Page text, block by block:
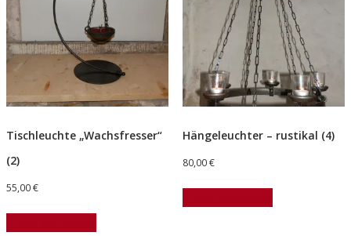
Tischleuchte „Wachsfresser“
(2)
55,00€
Hängeleuchter – rustikal (4)
80,00€